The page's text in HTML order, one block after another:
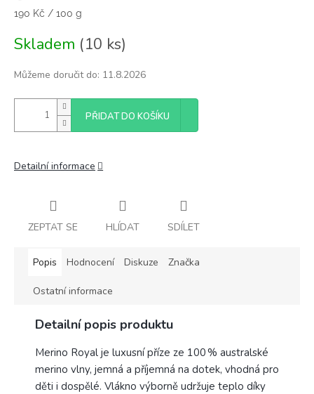
Měrná
190 Kč / 100 g
Skladem (10 ks)
Můžeme doručit do: 11.8.2026
PŘIDAT DO KOŠÍKU
Detailní informace
ZEPTAT SE HLÍDAT SDÍLET
Popis Hodnocení Diskuze Značka
Ostatní informace
Detailní popis produktu
Merino Royal je luxusní příze ze 100 % australské
merino vlny, jemná a příjemná na dotek, vhodná pro
děti i dospělé. Vlákno výborně udržuje teplo díky